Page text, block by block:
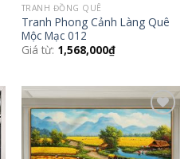
TRANH ĐỒNG QUÊ
Tranh Phong Cảnh Làng Quê
Mộc Mạc 012
Giá từ: 1,568,000₫
Add to
Wishlist